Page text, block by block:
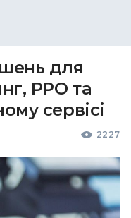
для
РРО та
сервісі
2227